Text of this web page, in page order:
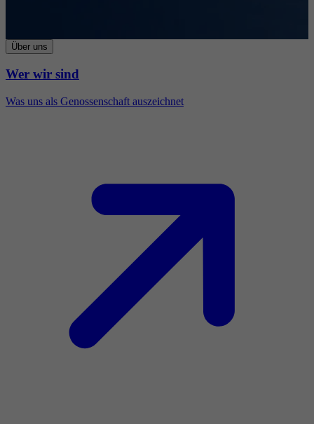
Über uns
Wer wir sind
Was uns als Genossenschaft auszeichnet